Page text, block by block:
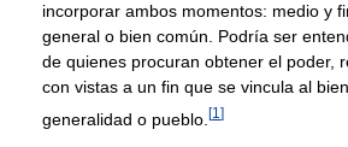
incorporar ambos momentos: medio y
general o bien común. Podría ser
de quienes procuran obtener el poder,
con vistas a un fin que se vincula al
generalidad o pueblo. [1 ]